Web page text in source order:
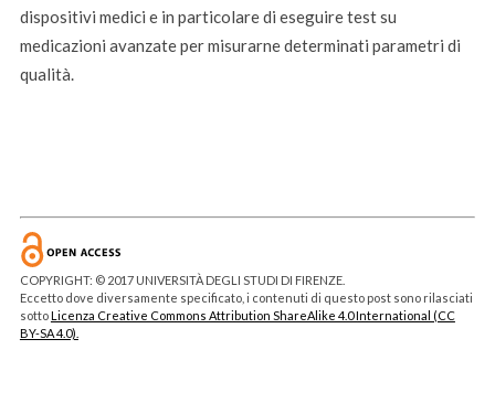
dispositivi medici e in particolare di eseguire test su
medicazioni avanzate per misurarne determinati parametri di
qualità.
COPYRIGHT: © 2017 UNIVERSITÀ DEGLI STUDI DI FIRENZE.
Eccetto dove diversamente specificato, i contenuti di questo post sono rilasciati
sottoLicenza Creative Commons Attribution ShareAlike 4.0 International (CC
BY-SA 4.0).